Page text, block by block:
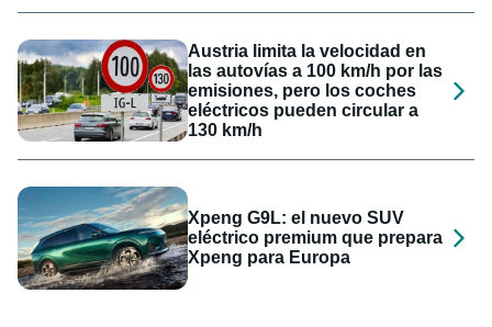
Austria limita la velocidad en
las autovías a 100 km/h por las
emisiones, pero los coches
eléctricos pueden circular a
130 km/h
Xpeng G9L: el nuevo SUV
eléctrico premium que prepara
Xpeng para Europa